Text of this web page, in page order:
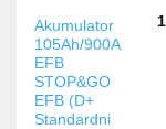
Akumulator
105Ah/900A
EFB
STOP&GO
EFB (D+
Standardni